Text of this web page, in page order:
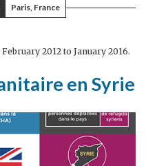
Paris, France
2012 to January 2016.
en Syrie